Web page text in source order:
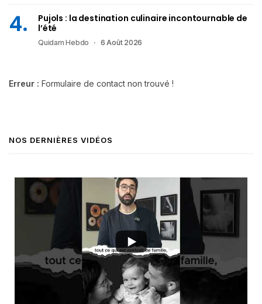
Pujols : la destination culinaire incontournable de
l’été
Quidam Hebdo 6 Août 2026
Erreur : Formulaire de contact non trouvé !
NOS DERNIÈRES VIDÉOS